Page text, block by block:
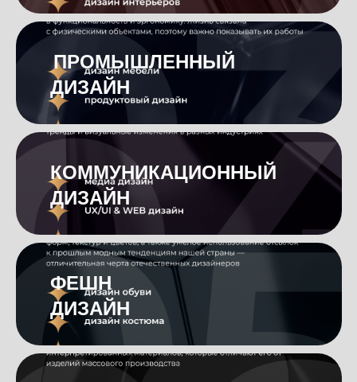
HПРОМЫШЛЕННЫЙ
0ДИЗАЙН
КОММУНИКАЦИОННЫЙ
ДИЗАЙН
ФЕШН
0ДИЗАЙН